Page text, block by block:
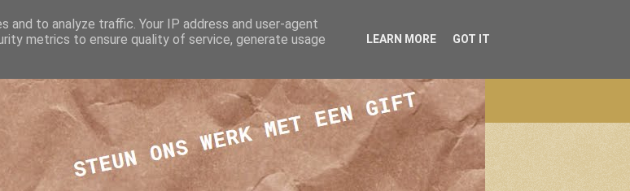
to analyze traffic. Your IP address and user-agent
metrics to ensure quality of service, generate usage
LEARN MORE GOT IT